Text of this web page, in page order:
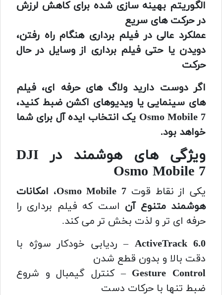
الگوریتم بهینه سازی شده برای کاهش لرزش
در حرکت های سریع
عملکرد عالی در فیلم برداری هنگام راه رفتن،
دویدن یا حتی فیلم برداری از وسایل در حال
حرکت
اگر دوست دارید ولاگ های حرفه ای، فیلم
های سینمایی یا ویدیوهای اکشن ضبط کنید،
Osmo Mobile 7 یک انتخاب ایده آل برای شما
خواهد بود.
ویژگی های هوشمند در DJI
Osmo Mobile 7
یکی از نقاط قوت Osmo Mobile 7، امکانات
هوشمند متنوع آن است که فیلم برداری را
حرفه ای تر و لذت بخش تر می کند.
ActiveTrack 6.0 – ردیابی خودکار سوژه با
دقت بالا و بدون قطع شدن
Gesture Control – کنترل گیمبال و شروع
ضبط تنها با حرکات دست